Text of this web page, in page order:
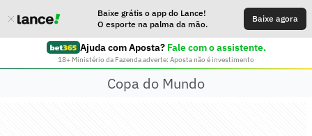
Baixe grátis o app do Lance!
O esporte na palma da mão.
Baixe agora
Ajuda com Aposta? Fale com o assistente.
18+ Ministério da Fazenda adverte: Aposta não é investimento
Copa do Mundo